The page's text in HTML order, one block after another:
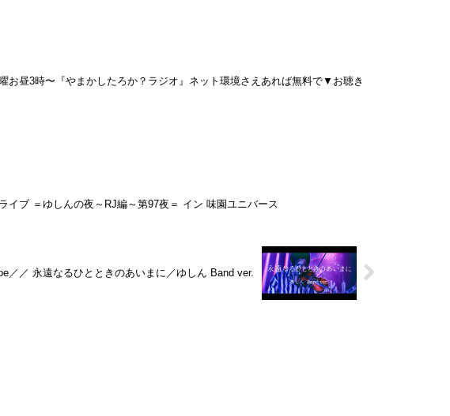
〜『やまかしたろか？ラジオ』ネット環境さえあれば無料で▼お聴き
ブ ＝ゆしんの夜～RJ編～第97夜＝ イン 味園ユニバース
／／ 永遠なるひとときのあいまに／ゆしん Band ver.